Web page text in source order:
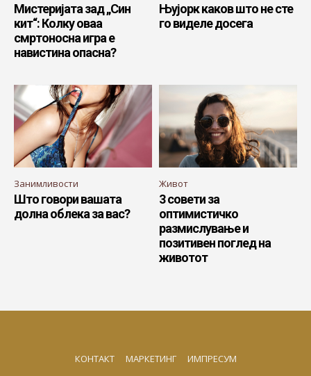
Мистеријата зад „Син
кит“: Колку оваа
смртоносна игра е
навистина опасна?
Њујорк каков што не сте
го виделе досега
Занимливости
Што говори вашата
долна облека за вас?
Живот
3 совети за
оптимистичко
размислување и
позитивен поглед на
животот
КОНТАКТ МАРКЕТИНГ ИМПРЕСУМ